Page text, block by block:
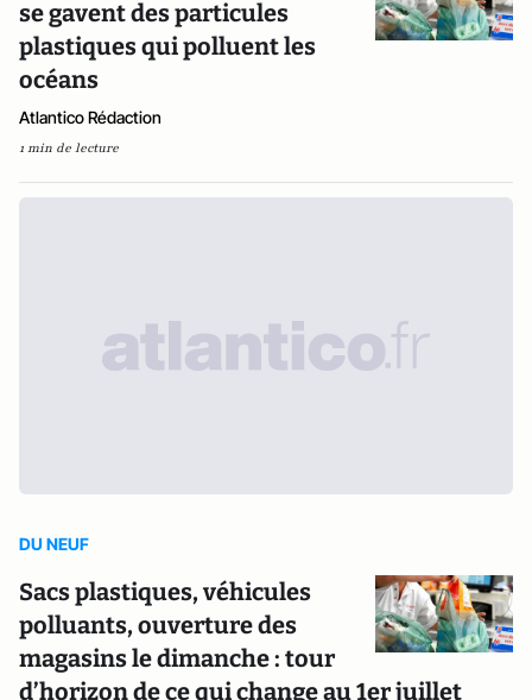
se gavent des particules
plastiques qui polluent les
océans
Atlantico Rédaction
1 min de lecture
DU NEUF
Sacs plastiques, véhicules
polluants, ouverture des
magasins le dimanche : tour
d’horizon de ce qui change au 1er juillet